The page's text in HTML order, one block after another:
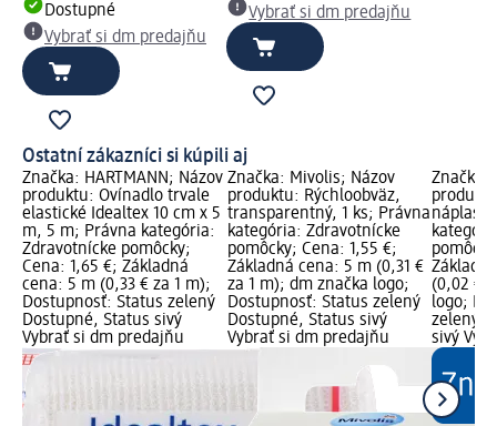
Dostupné
Vybrať si dm predajňu
Vybrať si dm predajňu
Ostatní zákazníci si kúpili aj
Značka: HARTMANN; Názov
produktu: Ovínadlo trvale
elastické Idealtex 10 cm x 5
m, 5 m; Právna kategória:
Zdravotnícke pomôcky;
Cena: 1,65 €; Základná
cena: 5 m (0,33 € za 1 m);
Dostupnosť: Status zelený
Dostupné, Status sivý
Vybrať si dm predajňu
Značka: Mivolis; Názov
produktu: Rýchloobväz,
transparentný, 1 ks; Právna
kategória: Zdravotnícke
pomôcky; Cena: 1,55 €;
Základná cena: 5 m (0,31 €
za 1 m); dm značka logo;
Dostupnosť: Status zelený
Dostupné, Status sivý
Vybrať si dm predajňu
Značka:
(0,02 €
logo;
zelený
sivý